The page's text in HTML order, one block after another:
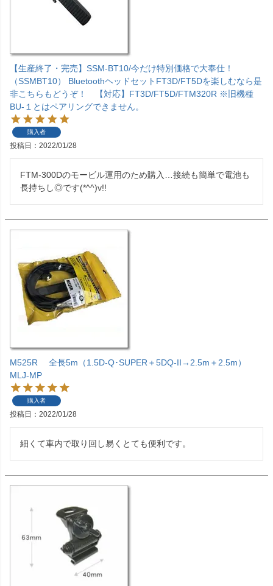
【生産終了・完売】SSM-BT10/今だけ特別価格で大奉仕！
（SSMBT10） BluetoothヘッドセットFT3D/FT5Dを楽しむなら是
非こちらもどうぞ！ 【対応】FT3D/FT5D/FTM320R ※旧機種
BU-１とはペアリングできません。
購入者
投稿日 2022/01/28
FTM-300Dのモービル運用のため購入…接続も簡単で電池も
長持ちし◎です(*^^)v!!
M525R 全長5m（1.5D-Q･SUPER＋5DQ-II→2.5m＋2.5m）
MLJ-MP
購入者
投稿日 2022/01/28